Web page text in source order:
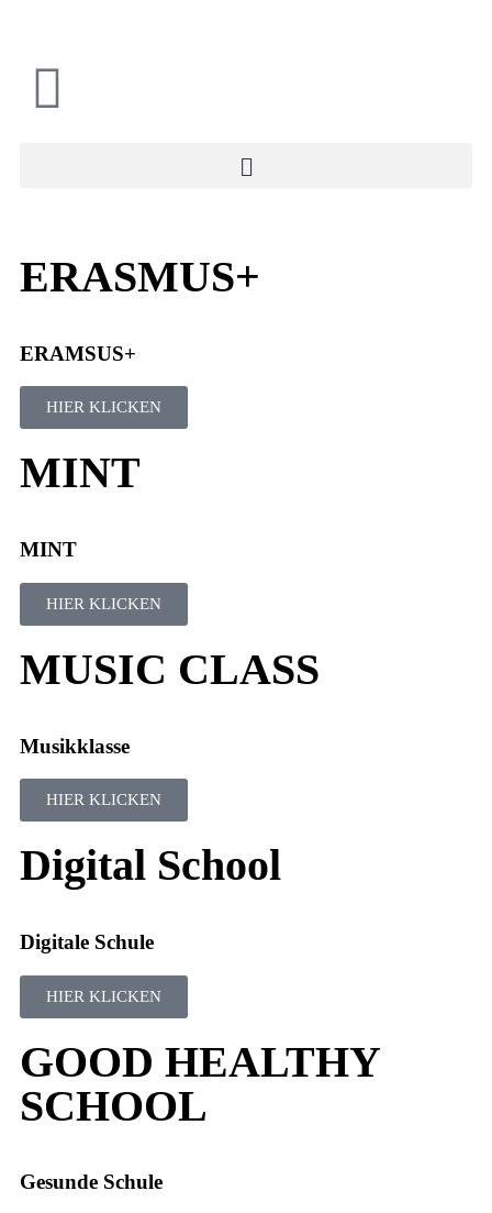
ERASMUS+
ERAMSUS+
HIER KLICKEN
MINT
MINT
HIER KLICKEN
MUSIC CLASS
Musikklasse
HIER KLICKEN
Digital School
Digitale Schule
HIER KLICKEN
GOOD HEALTHY
SCHOOL
Gesunde Schule